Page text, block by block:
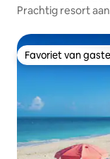
Prachtig resort
Favoriet van
Favoriet van